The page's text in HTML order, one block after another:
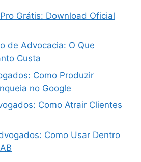
Grátis: Download Oficial
de Advocacia: O Que
Custa
Como Produzir
no Google
Como Atrair Clientes
Como Usar Dentro